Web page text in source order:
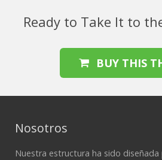
Ready to Take It to
BUY THIS
Nosotros
Nuestra estructura ha sido diseñada